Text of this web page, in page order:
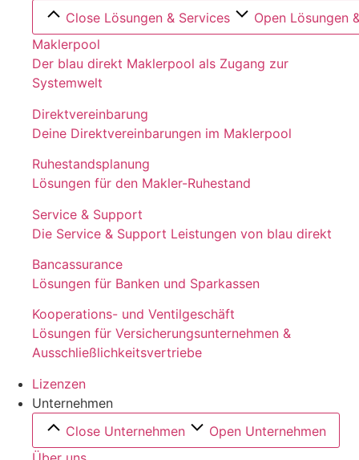
Close Lösungen & Services
Open Lösungen
Maklerpool
Der blau direkt Maklerpool als Zugang zur
Systemwelt
Direktvereinbarung
Deine Direktvereinbarungen im Maklerpool
Ruhestandsplanung
Lösungen für den Makler-Ruhestand
Service & Support
Die Service & Support Leistungen von blau direkt
Bancassurance
Lösungen für Banken und Sparkassen
Kooperations- und Ventilgeschäft
Lösungen für Versicherungsunternehmen &
Ausschließlichkeitsvertriebe
Lizenzen
Unternehmen
Close Unternehmen
Open Unternehmen